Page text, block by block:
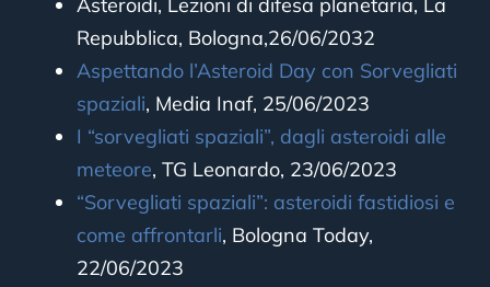
Asteroidi, Lezioni di difesa planetaria, La
Repubblica, Bologna,26/06/2032
Aspettando l’Asteroid Day con Sorvegliati
spaziali, Media Inaf, 25/06/2023
I “sorvegliati spaziali”, dagli asteroidi alle
meteore, TG Leonardo, 23/06/2023
“Sorvegliati spaziali”: asteroidi fastidiosi e
come affrontarli, Bologna Today,
22/06/2023